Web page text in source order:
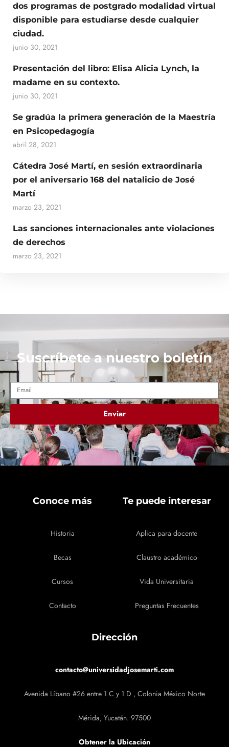
dos programas de postgrado modalidad virtual
disponible para estudiarse desde cualquier
ciudad.
junio 30, 2021
Presentación del libro: Elisa Alicia Lynch, la
madame en su contexto.
junio 30, 2021
Se gradúa la primera generación de la Maestría
en Psicopedagogía
abril 28, 2021
Cátedra José Martí, en sesión extraordinaria
por el aniversario 168 del natalicio de José
Martí
marzo 23, 2021
Las sanciones internacionales ante violaciones
de derechos
marzo 23, 2021
Suscríbete a nuestro boletín
Enviar
Conoce más
Historia
Becas
Cursos
Contacto
Te puede interesar
Aplica para docente
Claustro académico
Vida Universitaria
Preguntas Frecuentes
Dirección
contacto@universidadjosemarti.com
Avenida Líbano #26 entre 1 C y 1 D , Colonia México Norte
Mérida, Yucatán. 97500
Obtener la Ubicación